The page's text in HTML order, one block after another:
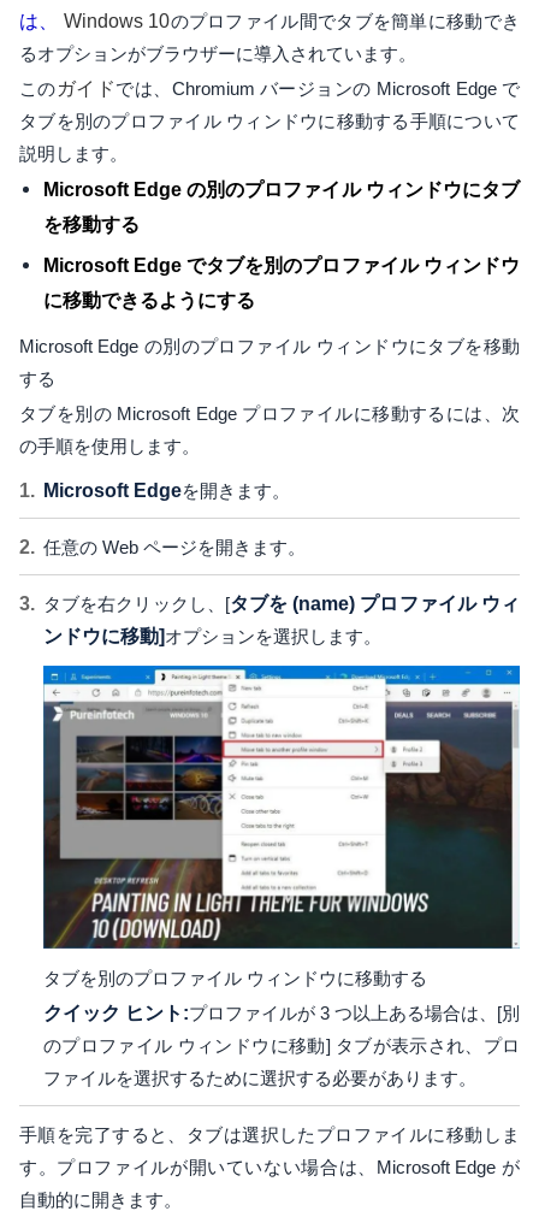
は、 Windows 10のプロファイル間でタブを簡単に移動でき
るオプションがブラウザーに導入されています。
このガイドでは、Chromium バージョンの Microsoft Edge で
タブを別のプロファイル ウィンドウに移動する手順について
説明します。
Microsoft Edge の別のプロファイル ウィンドウにタブ
を移動する
Microsoft Edge でタブを別のプロファイル ウィンドウ
に移動できるようにする
Microsoft Edge の別のプロファイル ウィンドウにタブを移動
する
タブを別の Microsoft Edge プロファイルに移動するには、次
の手順を使用します。
Microsoft Edgeを開きます。
任意の Web ページを開きます。
タブを右クリックし、[タブを (name) プロファイル ウィ
ンドウに移動]オプションを選択します。
タブを別のプロファイル ウィンドウに移動する
クイック ヒント:プロファイルが 3 つ以上ある場合は、[別
のプロファイル ウィンドウに移動] タブが表示され、プロ
ファイルを選択するために選択する必要があります。
手順を完了すると、タブは選択したプロファイルに移動しま
す。プロファイルが開いていない場合は、Microsoft Edge が
自動的に開きます。